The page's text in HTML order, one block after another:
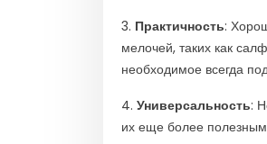
3. Практичность:
мелочей, таких как
необходимое всегда
4. Универсальность:
их еще более